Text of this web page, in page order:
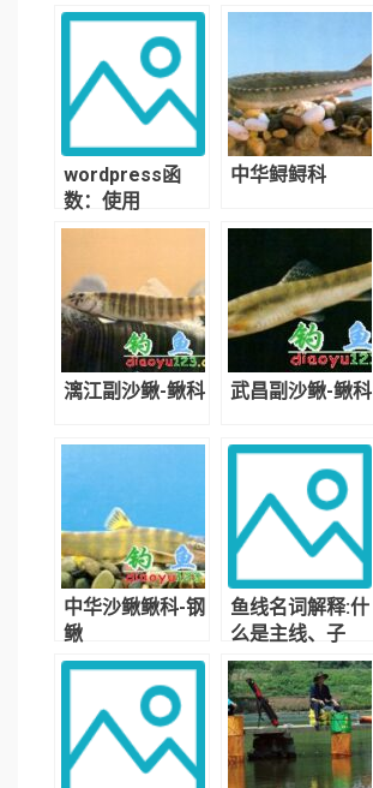
wordpress函
数：使用
query_posts()
章
中华鲟鲟科
漓江副沙鳅-鳅科 武昌副沙鳅-鳅科
中华沙鳅鳅科-钢
鳅
鱼线名词解释:什
么是主线、子
线、风线、水线